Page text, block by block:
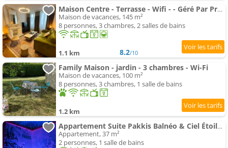
Maison Centre - Terrasse - Wifi - - Géré Par PrestaZen'Services
Maison de vacances, 145 m²
8 personnes, 3 chambres, 2 salles de bains
1.1 km 8.2/10
Family Maison - jardin - 3 chambres - Wi-Fi
Maison de vacances, 100 m²
8 personnes, 3 chambres, 1 salle de bains
1.2 km
Appartement Suite Pakkis Balnéo & Ciel Étoilé Boréal
Appartement, 37 m²
2 personnes, 1 salle de bains